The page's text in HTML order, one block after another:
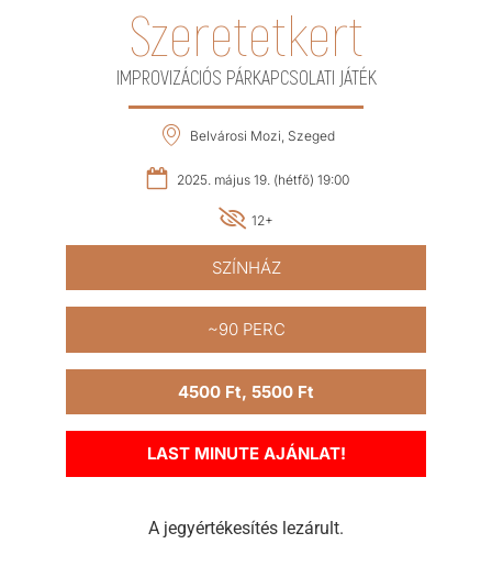
Szeretetkert
IMPROVIZÁCIÓS PÁRKAPCSOLATI JÁTÉK
Belvárosi Mozi, Szeged
2025. május 19. (hétfő) 19:00
12+
SZÍNHÁZ
~90 PERC
4500 Ft, 5500 Ft
LAST MINUTE AJÁNLAT!
A jegyértékesítés lezárult.